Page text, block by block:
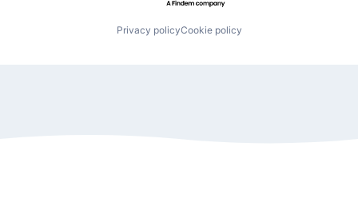
Privacy policyCookie policy